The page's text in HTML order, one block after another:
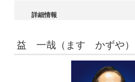
詳細情報
益 一哉（ます かずや）